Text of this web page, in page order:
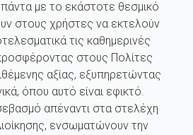
με το εκάστοτε θεσμικό
στους χρήστες να εκτελούν
τις καθημερινές
στους Πολίτες
αξίας, εξυπηρετώντας
όπου αυτό είναι εφικτό.
απέναντι στα στελέχη
ενσωματώνουν την